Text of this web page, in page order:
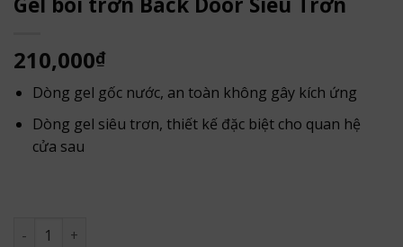
210,000₫
Dòng gel gốc nước, an toàn không gây kích ứng
Dòng gel siêu trơn, thiết kế đặc biệt cho quan hệ
cửa sau
Gel bôi trơn Back Door Siêu Trơn số lượng